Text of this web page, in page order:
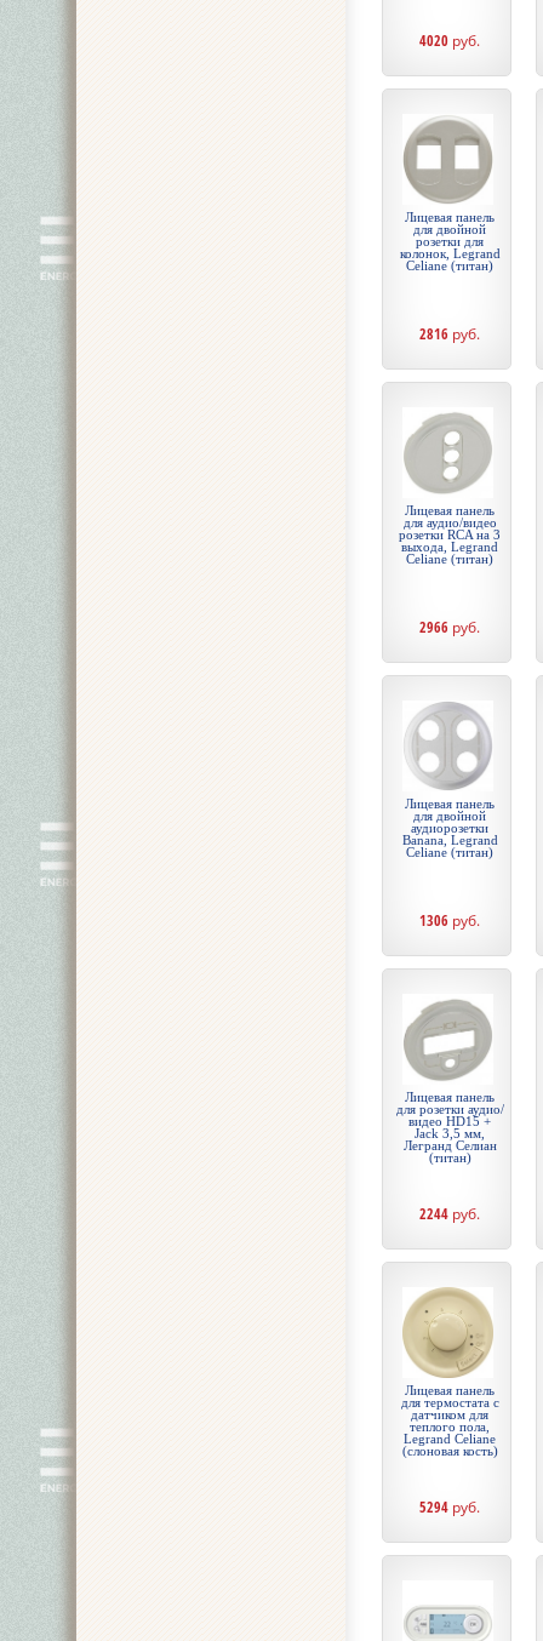
4020 руб.
Лицевая панель
для двойной
розетки для
колонок, Legrand
Celiane (титан)
2816 руб.
Лицевая панель
для аудио/видео
розетки RCA на 3
выхода, Legrand
Celiane (титан)
2966 руб.
Лицевая панель
для двойной
аудиорозетки
Banana, Legrand
Celiane (титан)
1306 руб.
Лицевая панель
для розетки аудио/
видео HD15 +
Jack 3,5 мм,
Легранд Селиан
(титан)
2244 руб.
Лицевая панель
для термостата с
датчиком для
теплого пола,
Legrand Celiane
(слоновая кость)
5294 руб.